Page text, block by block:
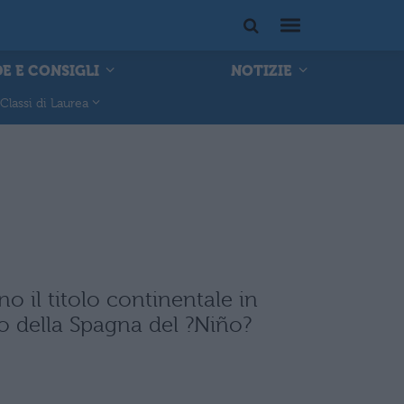
E CONSIGLI NOTIZIE
Classi di Laurea
il titolo continentale in
della Spagna del ?Niño?